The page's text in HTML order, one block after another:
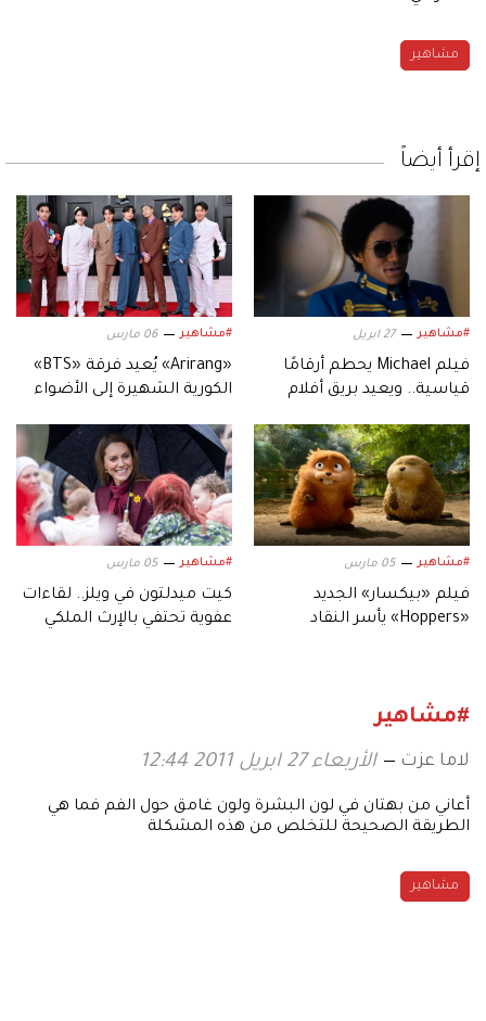
مشاهير
إقرأ أيضاً
#مشاهير 27 ابريل
فيلم Michael يحطم أرقامًا
قياسية.. ويعيد بريق أفلام
#مشاهير 06 مارس
«Arirang» يُعيد فرقة «BTS»
الكورية الشهيرة إلى الأضواء
#مشاهير 05 مارس
فيلم «بيكسار» الجديد
«Hoppers» يأسر النقاد
#مشاهير 05 مارس
كيت ميدلتون في ويلز.. لقاءات
عفوية تحتفي بالإرث الملكي
#مشاهير
لاما عزت الأربعاء 27 ابريل 2011 12:44
أعاني من بهتان في لون البشرة ولون غامق حول الفم فما هي
الطريقة الصحيحة للتخلص من هذه المشكلة
مشاهير